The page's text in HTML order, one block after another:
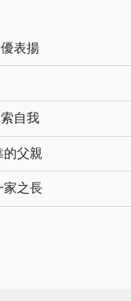
表揚
自我
的父親
家之長